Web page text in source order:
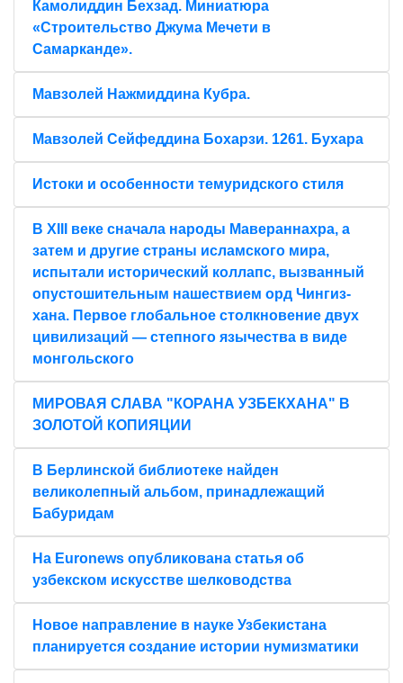
Камолиддин Бехзад. Миниатюра
«Строительство Джума Мечети в
Самарканде».
Мавзолей Нажмиддина Кубра.
Мавзолей Сейфеддина Бохарзи. 1261. Бухара
Истоки и особенности темуридского стиля
В XIII веке сначала народы Мавераннахра, а
затем и другие страны исламского мира,
испытали исторический коллапс, вызванный
опустошительным нашествием орд Чингиз-
хана. Первое глобальное столкновение двух
цивилизаций — степного язычества в виде
монгольского
МИРОВАЯ СЛАВА "КОРАНА УЗБЕКХАНА" В
ЗОЛОТОЙ КОПИЯЦИИ
В Берлинской библиотеке найден
великолепный альбом, принадлежащий
Бабуридам
На Euronews опубликована статья об
узбекском искусстве шелководства
Новое направление в науке Узбекистана
планируется создание истории нумизматики